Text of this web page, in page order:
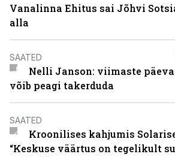
Vanalinna Ehitus sai Jõhvi
alla
SAATED
Nelli Janson: viimaste
võib peagi takerduda
SAATED
Kroonilises kahjumis
“Keskuse väärtus on tegelikult